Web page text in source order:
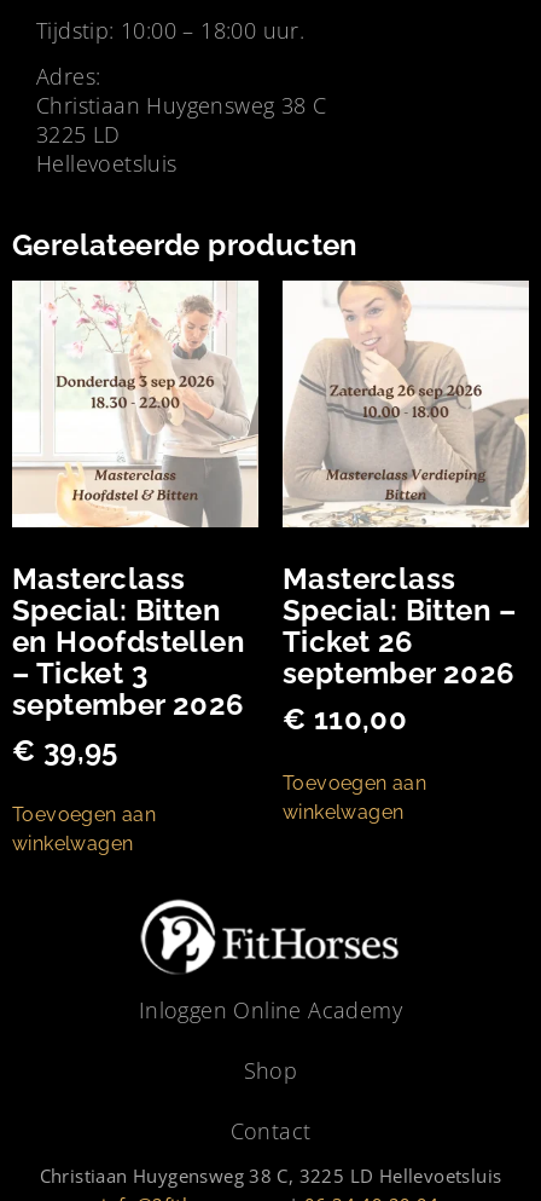
Tijdstip: 10:00 – 18:00 uur.
Adres:
Christiaan Huygensweg 38 C
3225 LD
Hellevoetsluis
Gerelateerde producten
Masterclass
Special: Bitten
en Hoofdstellen
– Ticket 3
september 2026
€ 39,95
Toevoegen aan
winkelwagen
Masterclass
Special: Bitten –
Ticket 26
september 2026
€ 110,00
Toevoegen aan
winkelwagen
Inloggen Online Academy
Shop
Contact
Christiaan Huygensweg 38 C, 3225 LD Hellevoetsluis